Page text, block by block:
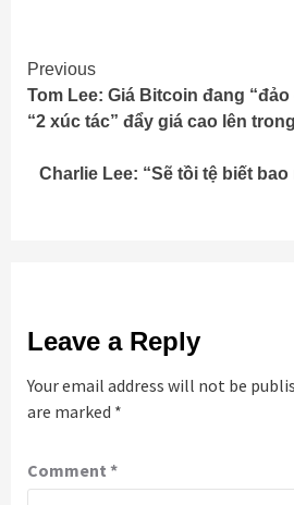
Continue
Reading
Previous
Tom Lee: Giá Bitcoin đang
“2 xúc tác” đẩy giá cao lên
Charlie Lee: “Sẽ tồi tệ biết
Leave a Reply
Your email address will not be
are marked *
Comment *